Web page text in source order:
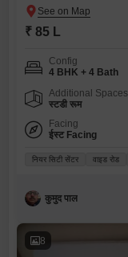
₹ 85 L
Config
4 BHK + 4 Bath
Additional Spaces
स्टडी रूम
Facing
ईस्ट Facing
नियर सिटी सेंटर वाइड रोड
कुमुद पाल
8